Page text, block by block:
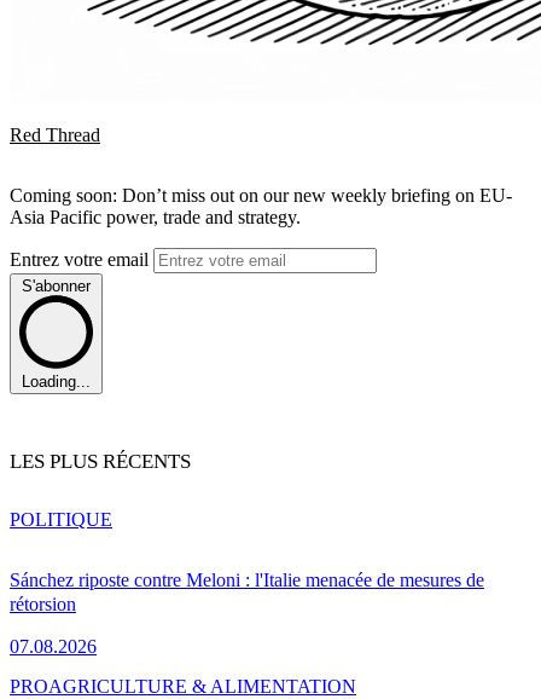
Red Thread
Coming soon: Don’t miss out on our new weekly briefing on EU-
Asia Pacific power, trade and strategy.
Entrez votre email
S'abonner
Loading...
LES PLUS RÉCENTS
Sánchez riposte contre Meloni : l'Italie menacée de mesures de
rétorsion
07.08.2026
POLITIQUE
PROAGRICULTURE & ALIMENTATION